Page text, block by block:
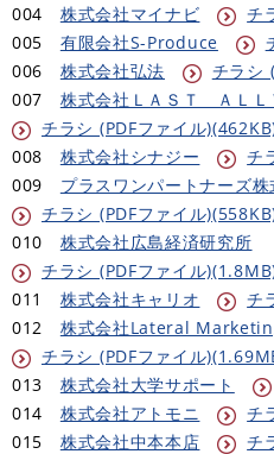
004 株式会社マイナビ
チ
005 有限会社S-Produce
006 株式会社弘法
チラシ
007 株式会社ＬＡＳＴ ＡＬＬ
チラシ (PDFファイル
008 株式会社シナジー
チ
009 プラスワンパートナーズ株
チラシ (PDFファイル
010 株式会社広島経済研究所
チラシ (PDFファイル
011 株式会社キャリオ
チ
012 株式会社Lateral
チラシ (PDFファイル
013 株式会社大学サポート
014 株式会社アトモニ
チ
015 株式会社中本本店
チ